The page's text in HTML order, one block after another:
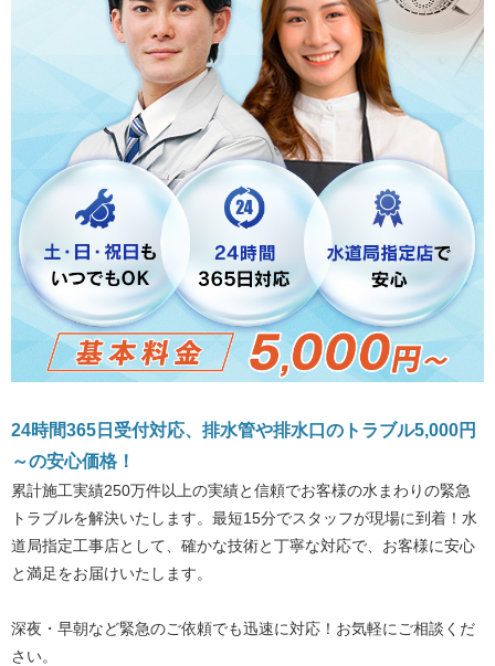
24時間365日受付対応、排水管や排水口のトラブル5,000円
～の安心価格！
累計施工実績250万件以上の実績と信頼でお客様の水まわりの緊急
トラブルを解決いたします。最短15分でスタッフが現場に到着！水
道局指定工事店として、確かな技術と丁寧な対応で、お客様に安心
と満足をお届けいたします。
深夜・早朝など緊急のご依頼でも迅速に対応！お気軽にご相談くだ
さい。